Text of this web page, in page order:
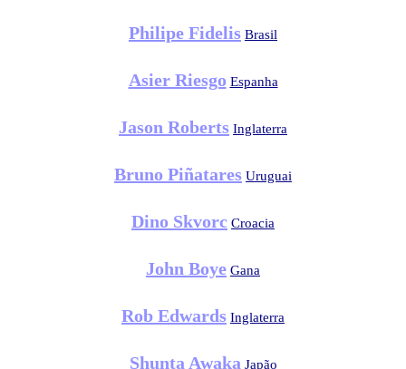
Philipe Fidelis Brasil
Asier Riesgo Espanha
Jason Roberts Inglaterra
Bruno Piñatares Uruguai
Dino Skvorc Croacia
John Boye Gana
Rob Edwards Inglaterra
Shunta Awaka Japão